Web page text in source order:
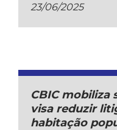
23/06/2025
CBIC mobiliza
visa reduzir
habitação